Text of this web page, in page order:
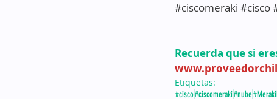
#ciscomeraki #cisco
Recuerda que si
Etiquetas:
#cisco#ciscomeraki#nube